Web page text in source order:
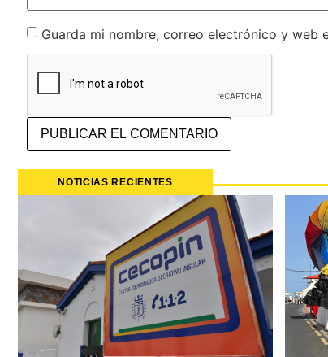
Guarda mi nombre, correo electrónico y web
NOTICIAS RECIENTES